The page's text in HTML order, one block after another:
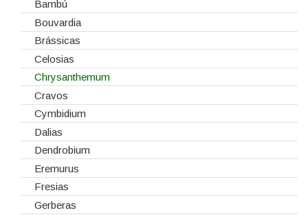
Estruturas
Fitas
Gaiolas
Lanternas
Madeiras
Spray
Tabuleiros/Bases
Telas/Tecidos
Vidros
Bambú
Bouvardia
Brássicas
Celosias
Chrysanthemum
Cravos
Cymbidium
Dalias
Dendrobium
Eremurus
Fresias
Gerberas